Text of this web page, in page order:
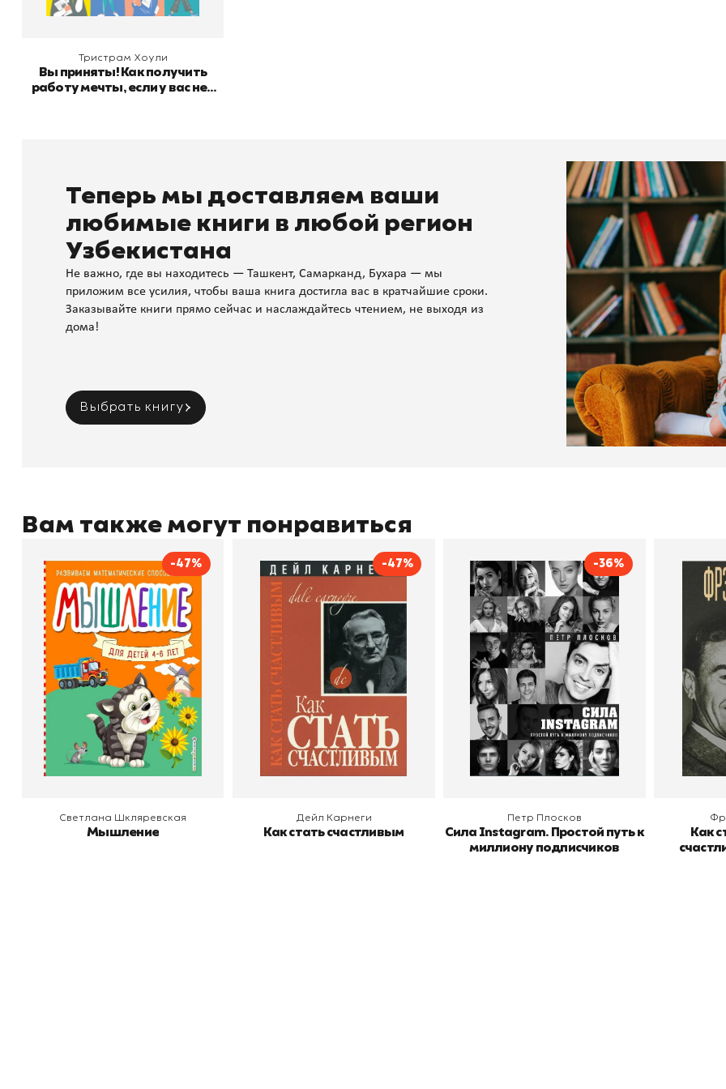
Тристрам Хоули
Вы приняты! Как получить
работу мечты, если у вас нет
Теперь мы доставляем ваши
любимые книги в любой регион
Узбекистана
Не важно, где вы находитесь — Ташкент, Самарканд, Бухара — мы
приложим все усилия, чтобы ваша книга достигла вас в кратчайшие сроки.
Заказывайте книги прямо сейчас и наслаждайтесь чтением, не выходя из
дома!
Выбрать книгу
Вам также могут понравиться
-47%
Мышление
Автор
Светлана Шкляревская
Издательство
Эксмодетство
В корзину
Светлана Шкляревская
Мышление
-47%
Как стать счастливым
Автор
Дейл Карнеги
Издательство
Попурри, Минск
В корзину
Дейл Карнеги
Как стать счастливым
-36%
Сила Instagram. Простой
путь к миллиону
подписчиков
Автор
Петр Плосков
Издательство
Бомбора
В корзину
Петр Плосков
Сила Instagram. Простой путь к
миллиону подписчиков
Как
В
Как